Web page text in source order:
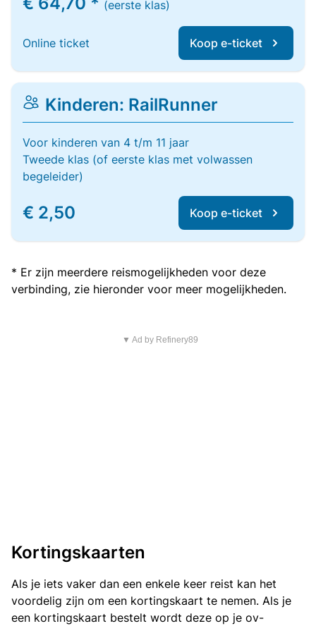
(eerste klas)
Online ticket Koop e-ticket
Kinderen: RailRunner
Voor kinderen van 4 t/m 11 jaar
Tweede klas (of eerste klas met volwassen
begeleider)
€ 2,50 Koop e-ticket
* Er zijn meerdere reismogelijkheden voor deze
verbinding, zie hieronder voor meer mogelijkheden.
▼ Ad by Refinery89
Kortingskaarten
Als je iets vaker dan een enkele keer reist kan het
voordelig zijn om een kortingskaart te nemen. Als je
een kortingskaart bestelt wordt deze op je ov-